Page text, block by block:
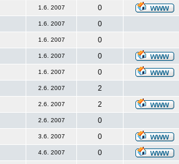
1.6. 2007
0
1.6. 2007
0
1.6. 2007
0
1.6. 2007
0
1.6. 2007
0
2.6. 2007
2
2.6. 2007
2
2.6. 2007
0
3.6. 2007
0
4.6. 2007
0